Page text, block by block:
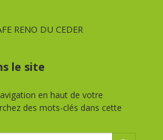
RENO DU CEDER
le site
en haut de votre
des mots-clés dans cette